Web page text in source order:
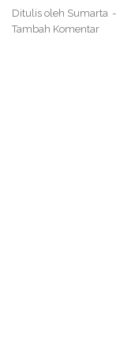
Ditulis oleh Sumarta
Tambah Komentar